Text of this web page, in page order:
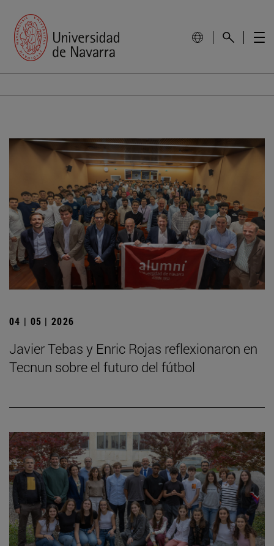
04 | 05 | 2026
Javier Tebas y Enric Rojas reflexionaron en
Tecnun sobre el futuro del fútbol